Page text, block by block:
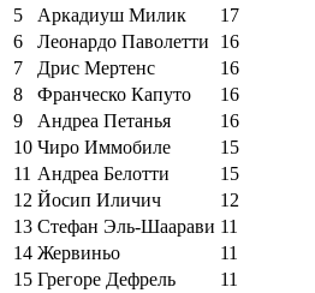
5
Аркадиуш Милик
17
6
Леонардо Паволетти
16
7
Дрис Мертенс
16
8
Франческо Капуто
16
9
Андреа Петанья
16
10 Чиро Иммобиле
15
11 Андреа Белотти
15
12 Йосип Иличич
12
13 Стефан Эль-Шаарави 11
14 Жервиньо
11
15 Грегоре Дефрель 11